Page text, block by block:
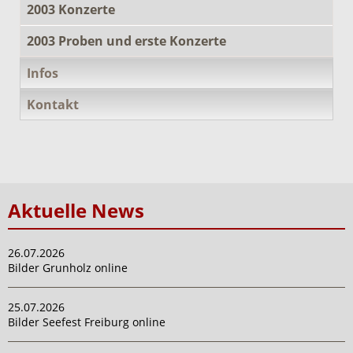
2003 Konzerte
2003 Proben und erste Konzerte
Infos
Kontakt
Aktuelle News
26.07.2026
Bilder Grunholz online
25.07.2026
Bilder Seefest Freiburg online